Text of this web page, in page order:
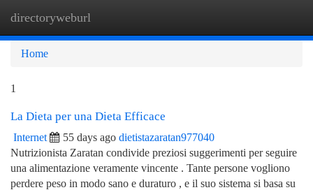
directoryweburl
Home
1
La Dieta per una Dieta Efficace
Internet 55 days ago dietistazaratan977040
Nutrizionista Zaratan condivide preziosi suggerimenti per seguire
una alimentazione veramente vincente . Tante persone vogliono
perdere peso in modo sano e duraturo , e il suo sistema si basa su